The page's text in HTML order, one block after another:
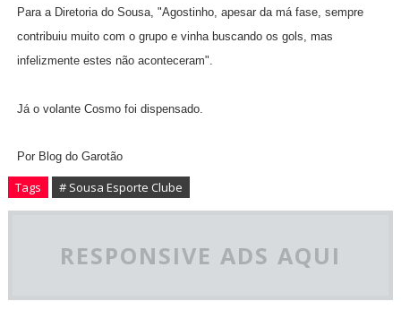
Para a Diretoria do Sousa, "Agostinho, apesar da má fase, sempre
contribuiu muito com o grupo e vinha buscando os gols, mas
infelizmente estes não aconteceram".
Já o volante Cosmo foi dispensado.
Por Blog do Garotão
Tags # Sousa Esporte Clube
RESPONSIVE ADS AQUI